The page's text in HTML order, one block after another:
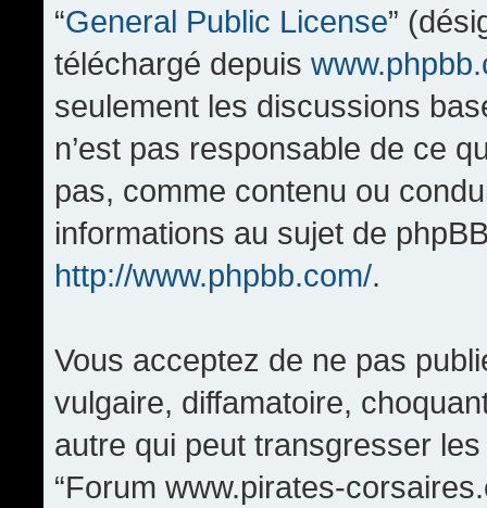
“General Public License”
téléchargé depuis
seulement les discussions
n’est pas responsable de ce
pas, comme contenu ou
informations au sujet de
http://www.phpbb.com/.
Vous acceptez de ne pas
vulgaire, diffamatoire,
autre qui peut transgresser
“Forum www.pirates-